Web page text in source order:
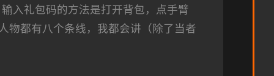
入礼包码的方法是打开背包，点手臂
物都有八个条线，我都会讲（除了当者